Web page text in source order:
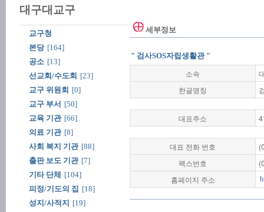
대구대교구
교구청
본당 [164]
공소 [13]
선교회/수도회 [23]
교구 위원회 [0]
교구 부서 [50]
교육 기관 [66]
의료 기관 [8]
사회 복지 기관 [88]
출판 보도 기관 [7]
기타 단체
[104]
피정/기도의 집 [18]
성지/사적지
[19]
세부정보
" 검사SOS자립생활관 "
소속
한글명칭
대표주소
대표 전화 번호
팩스번호
홈페이지 주소